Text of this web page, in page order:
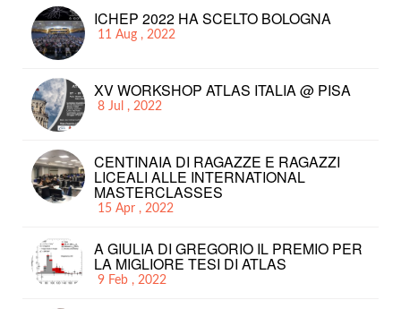
ICHEP 2022 HA SCELTO BOLOGNA
11 Aug , 2022
XV WORKSHOP ATLAS ITALIA @ PISA
8 Jul , 2022
CENTINAIA DI RAGAZZE E RAGAZZI
LICEALI ALLE INTERNATIONAL
MASTERCLASSES
15 Apr , 2022
A GIULIA DI GREGORIO IL PREMIO PER
LA MIGLIORE TESI DI ATLAS
9 Feb , 2022